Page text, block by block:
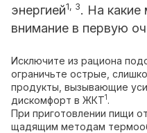
энергией1, 3. На какие
внимание в первую
Исключите из рациона
ограничьте острые,
продукты, вызывающие
дискомфорт в ЖКТ1 .
При приготовлении пищи
щадящим методам